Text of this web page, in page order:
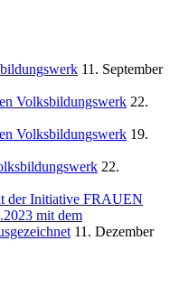
11. September
Volksbildungswerk 22.
Volksbildungswerk 19.
22.
der Initiative FRAUEN
mit dem
11. Dezember